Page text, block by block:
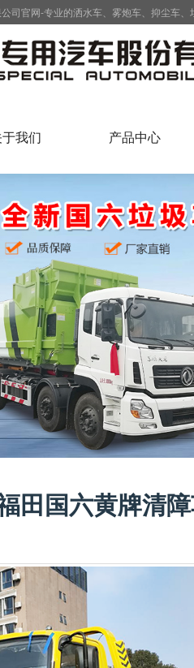
司官网-专业的洒水车、雾炮车、抑尘车
我们 产品中心
田国六黄牌清